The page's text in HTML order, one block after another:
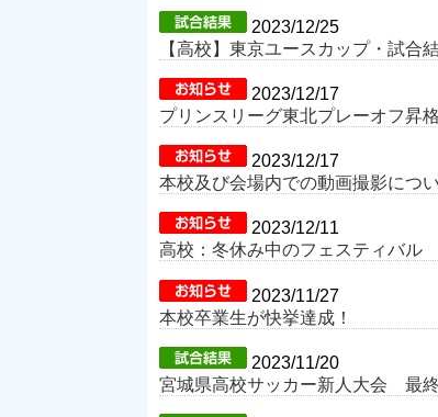
2023/12/25
【高校】東京ユースカップ・試合
2023/12/17
プリンスリーグ東北プレーオフ昇
2023/12/17
本校及び会場内での動画撮影につ
2023/12/11
高校：冬休み中のフェスティバル
2023/11/27
本校卒業生が快挙達成！
2023/11/20
宮城県高校サッカー新人大会 最